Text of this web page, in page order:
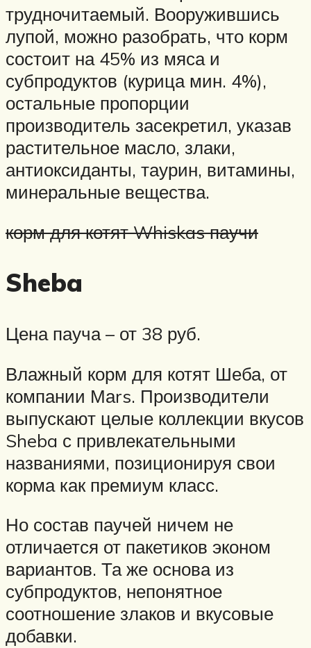
трудночитаемый. Вооружившись
лупой, можно разобрать, что корм
состоит на 45% из мяса и
субпродуктов (курица мин. 4%),
остальные пропорции
производитель засекретил, указав
растительное масло, злаки,
антиоксиданты, таурин, витамины,
минеральные вещества.
корм для котят Whiskas паучи
Sheba
Цена пауча – от 38 руб.
Влажный корм для котят Шеба, от
компании Маrs. Производители
выпускают целые коллекции вкусов
Sheba с привлекательными
названиями, позиционируя свои
корма как премиум класс.
Но состав паучей ничем не
отличается от пакетиков эконом
вариантов. Та же основа из
субпродуктов, непонятное
соотношение злаков и вкусовые
добавки.